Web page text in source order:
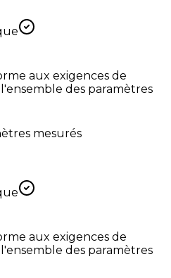
aux exigences de
des paramètres
mesurés
aux exigences de
des paramètres